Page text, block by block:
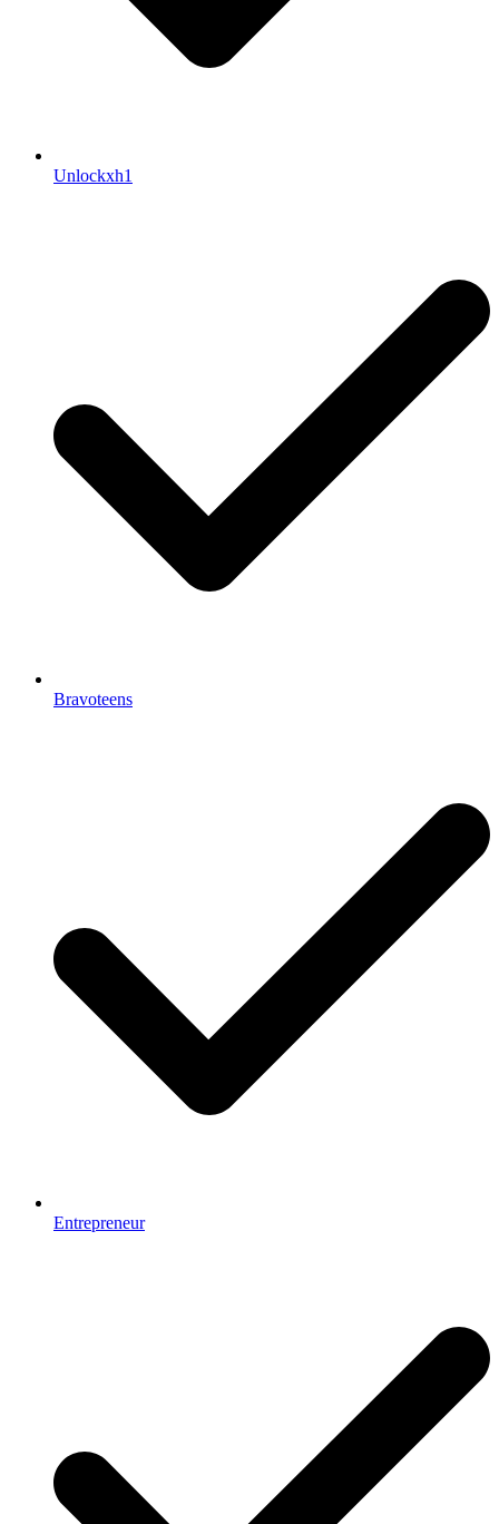
Unlockxh1
Bravoteens
Entrepreneur